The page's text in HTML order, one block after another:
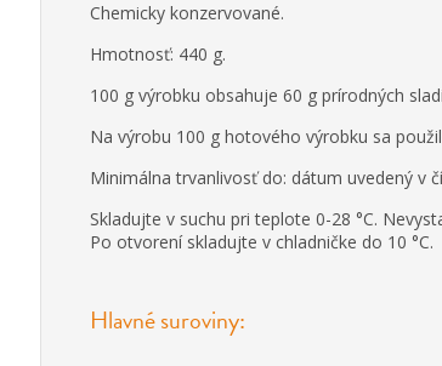
Chemicky konzervované.
Hmotnosť: 440 g.
100 g výrobku obsahuje 60 g prírodných
Na výrobu 100 g hotového výrobku sa
Minimálna trvanlivosť do: dátum uvedený v
Skladujte v suchu pri teplote 0-28 °C.
Po otvorení skladujte v chladničke do 10 °C.
Hlavné suroviny: